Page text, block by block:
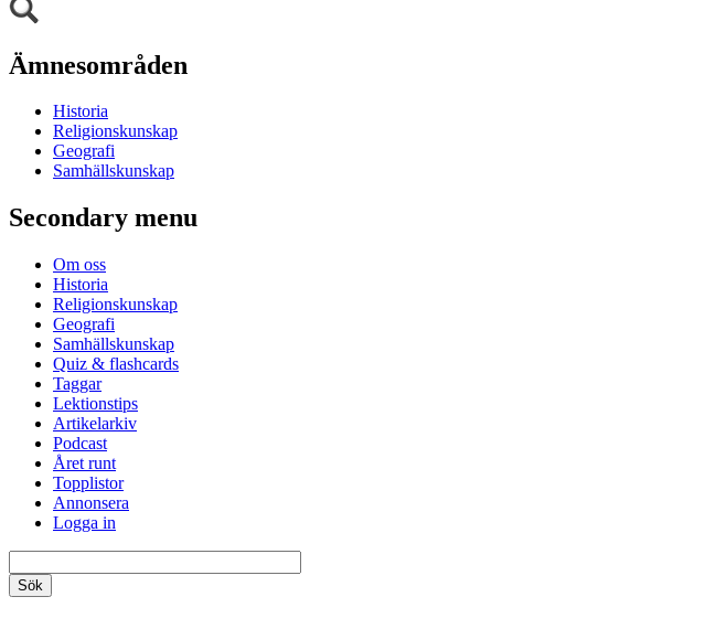
Ämnesområden
Historia
Religionskunskap
Geografi
Samhällskunskap
Secondary menu
Om oss
Historia
Religionskunskap
Geografi
Samhällskunskap
Quiz & flashcards
Taggar
Lektionstips
Artikelarkiv
Podcast
Året runt
Topplistor
Annonsera
Logga in